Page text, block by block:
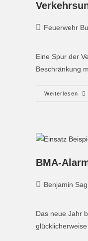
Feuerwehr
Eine Spur der
Beschränkung
Weiterlesen
BMA-
Benjamin
Das neue Jahr